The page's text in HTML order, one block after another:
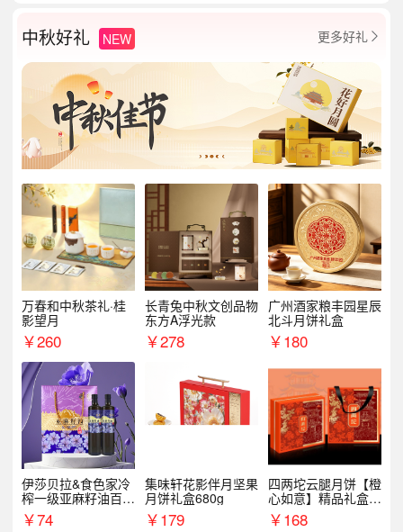
中秋好礼 NEW 更多好礼 
万春和中秋茶礼·桂
影望月
￥260
长青兔中秋文创品物
东方A浮光款
￥278
广州酒家粮丰园星辰
北斗月饼礼盒
￥180
伊莎贝拉&食色家冷
榨一级亚麻籽油百紫
千红500ml*2礼盒
￥74
集味轩花影伴月坚果
月饼礼盒680g
￥179
四两坨云腿月饼【橙
心如意】精品礼盒4
50g/盒
￥168